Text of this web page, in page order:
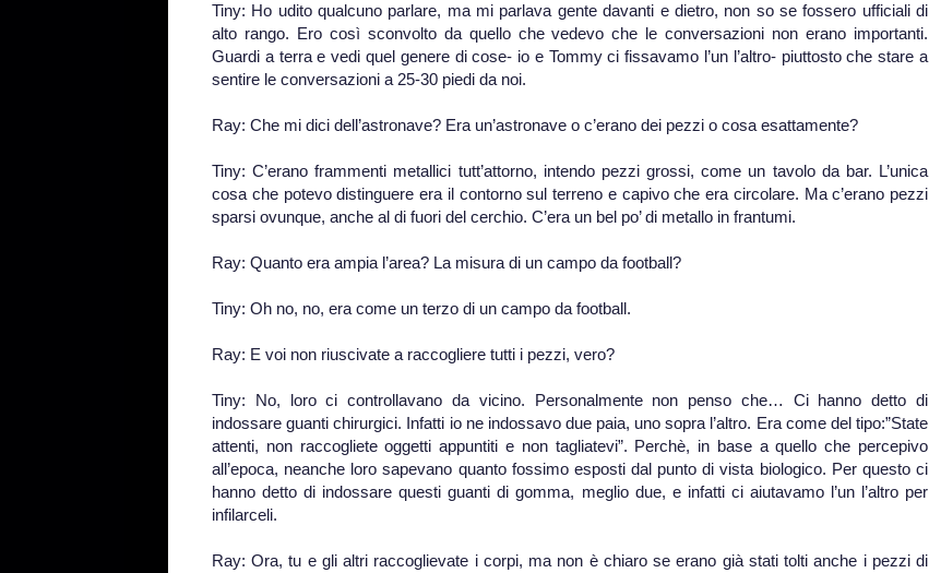
Tiny: Ho udito qualcuno parlare, ma mi parlava gente davanti e dietro, non so se fossero ufficiali di
alto rango. Ero così sconvolto da quello che vedevo che le conversazioni non erano importanti.
Guardi a terra e vedi quel genere di cose- io e Tommy ci fissavamo l’un l’altro- piuttosto che stare a
sentire le conversazioni a 25-30 piedi da noi.
Ray: Che mi dici dell’astronave? Era un’astronave o c’erano dei pezzi o cosa esattamente?
Tiny: C’erano frammenti metallici tutt’attorno, intendo pezzi grossi, come un tavolo da bar. L’unica
cosa che potevo distinguere era il contorno sul terreno e capivo che era circolare. Ma c’erano pezzi
sparsi ovunque, anche al di fuori del cerchio. C’era un bel po’ di metallo in frantumi.
Ray: Quanto era ampia l’area? La misura di un campo da football?
Tiny: Oh no, no, era come un terzo di un campo da football.
Ray: E voi non riuscivate a raccogliere tutti i pezzi, vero?
Tiny: No, loro ci controllavano da vicino. Personalmente non penso che… Ci hanno detto di
indossare guanti chirurgici. Infatti io ne indossavo due paia, uno sopra l’altro. Era come del tipo:”State
attenti, non raccogliete oggetti appuntiti e non tagliatevi”. Perchè, in base a quello che percepivo
all’epoca, neanche loro sapevano quanto fossimo esposti dal punto di vista biologico. Per questo ci
hanno detto di indossare questi guanti di gomma, meglio due, e infatti ci aiutavamo l’un l’altro per
infilarceli.
Ray: Ora, tu e gli altri raccoglievate i corpi, ma non è chiaro se erano già stati tolti anche i pezzi di